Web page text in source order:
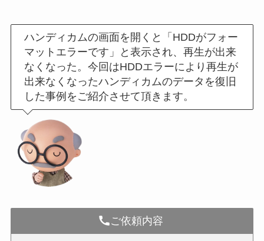
ハンディカムの画面を開くと「HDDがフォー
マットエラーです」と表示され、再生が出来
なくなった。今回はHDDエラーにより再生が
出来なくなったハンディカムのデータを復旧
した事例をご紹介させて頂きます。
ご依頼内容